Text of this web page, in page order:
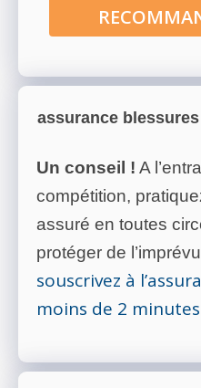
assurance blessures
Un conseil ! A
compétition,
assuré en toutes
protéger de
souscrivez à
moins de 2 minutes